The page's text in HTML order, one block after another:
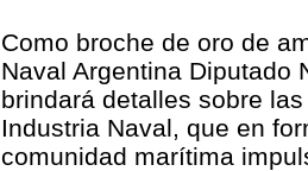
Como broche de oro de
Naval Argentina Diputado
brindará detalles sobre
Industria Naval, que en
comunidad marítima